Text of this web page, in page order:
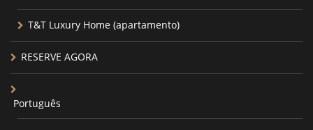
T&T Luxury Home (apartamento)
RESERVE AGORA
Português